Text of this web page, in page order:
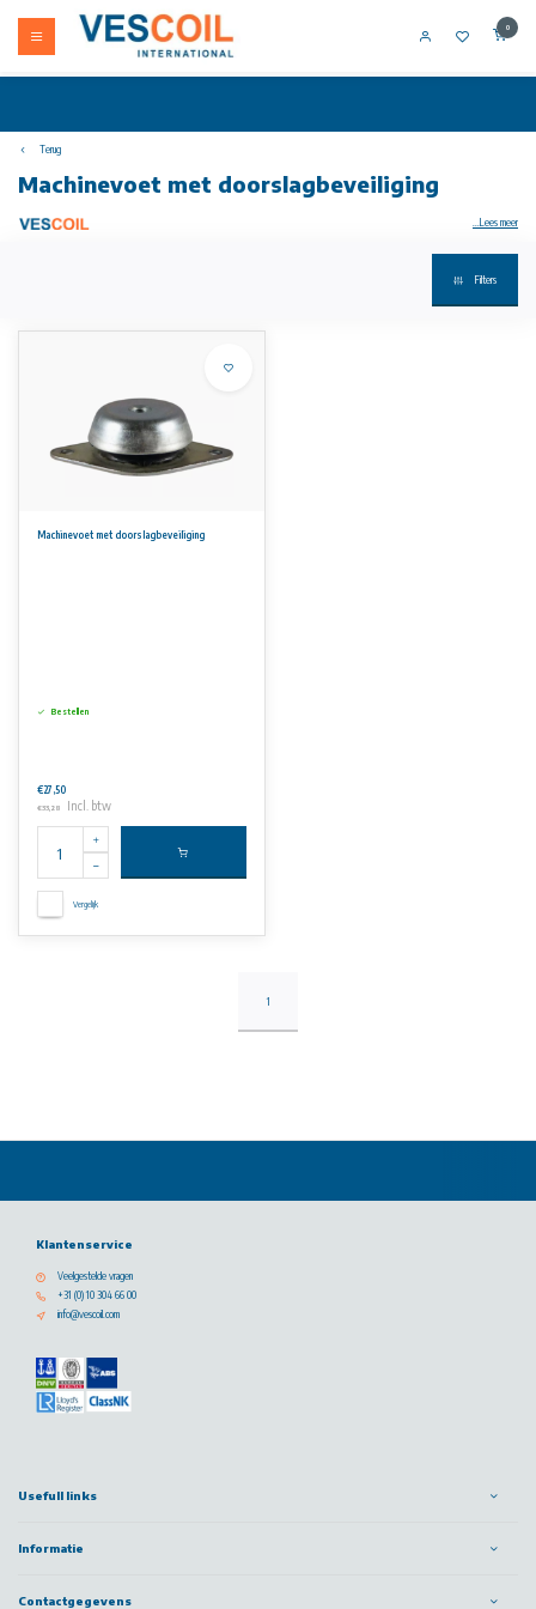
0
Terug
Machinevoet met doorslagbeveiliging
Productinformatie
Inwendige schroefdraad in bufferschaal van M10 tot en met M16
Ovale bevestigingsplaat met twee boringen
Het rubber dempingselement kan op afschuiving en op druk worden belast
Voorzien van doorslagbeveiliging/afscheurbeveiliging tegen lostrekken van de klok, geschikt voor rollende, varende of drijvende
ondergronden (bijv. scheepsbouw)
De natuurrubber delen zijn matig bestand tegen olie, alkali en zuren
...Lees meer
Filters
Machinevoet met doorslagbeveiliging
Bestellen
€27,50
€33,28 Incl. btw
Vergelijk
1
Klantenservice
Veelgestelde vragen
+31 (0) 10 304 66 00
info@vescoil.com
Usefull links
Informatie
Contactgegevens